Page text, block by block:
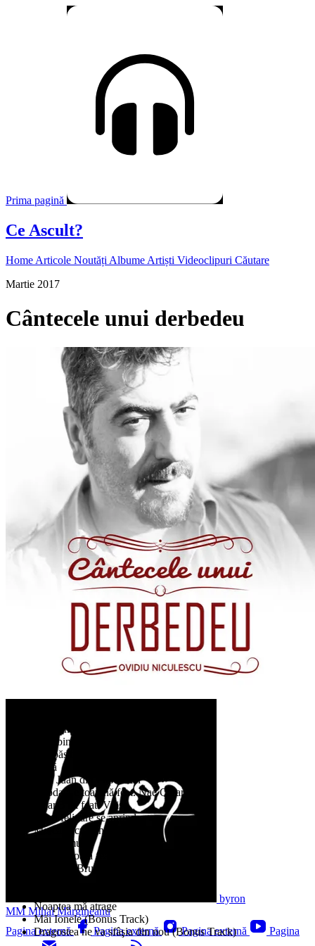
Prima pagină
Ce Ascult?
Home Articole Noutăți Albume Artiști Videoclipuri Căutare
Martie 2017
Cântecele unui derbedeu
Nimic niciodată feat. Byron
Ca albina și femeia
Hai păsărică
Dacă
Don Juan din Popa Nan
Deodată e toamnă feat. Nae Caranfil
Doar 5 lei feat. Vlase
Când felinare se aprind
Marea şi cu ochii tăi
Toarnă mult
Vai inimioară feat. Mărgineanu
Vorba lu' Bruce Lee
Noaptea mă atrage
Măi Ionele (Bonus Track)
Dragostea ne va sfâşia din nou (Bonus Track)
Pagina externă
Pagina externă
Ovidiu Niculescu
Alți artiști pe acest album
Vezi pagina artistului
Artan
byron
MMMihai Mărgineanu
Pagina externă
Pagina externă Pagina externă
Pagina